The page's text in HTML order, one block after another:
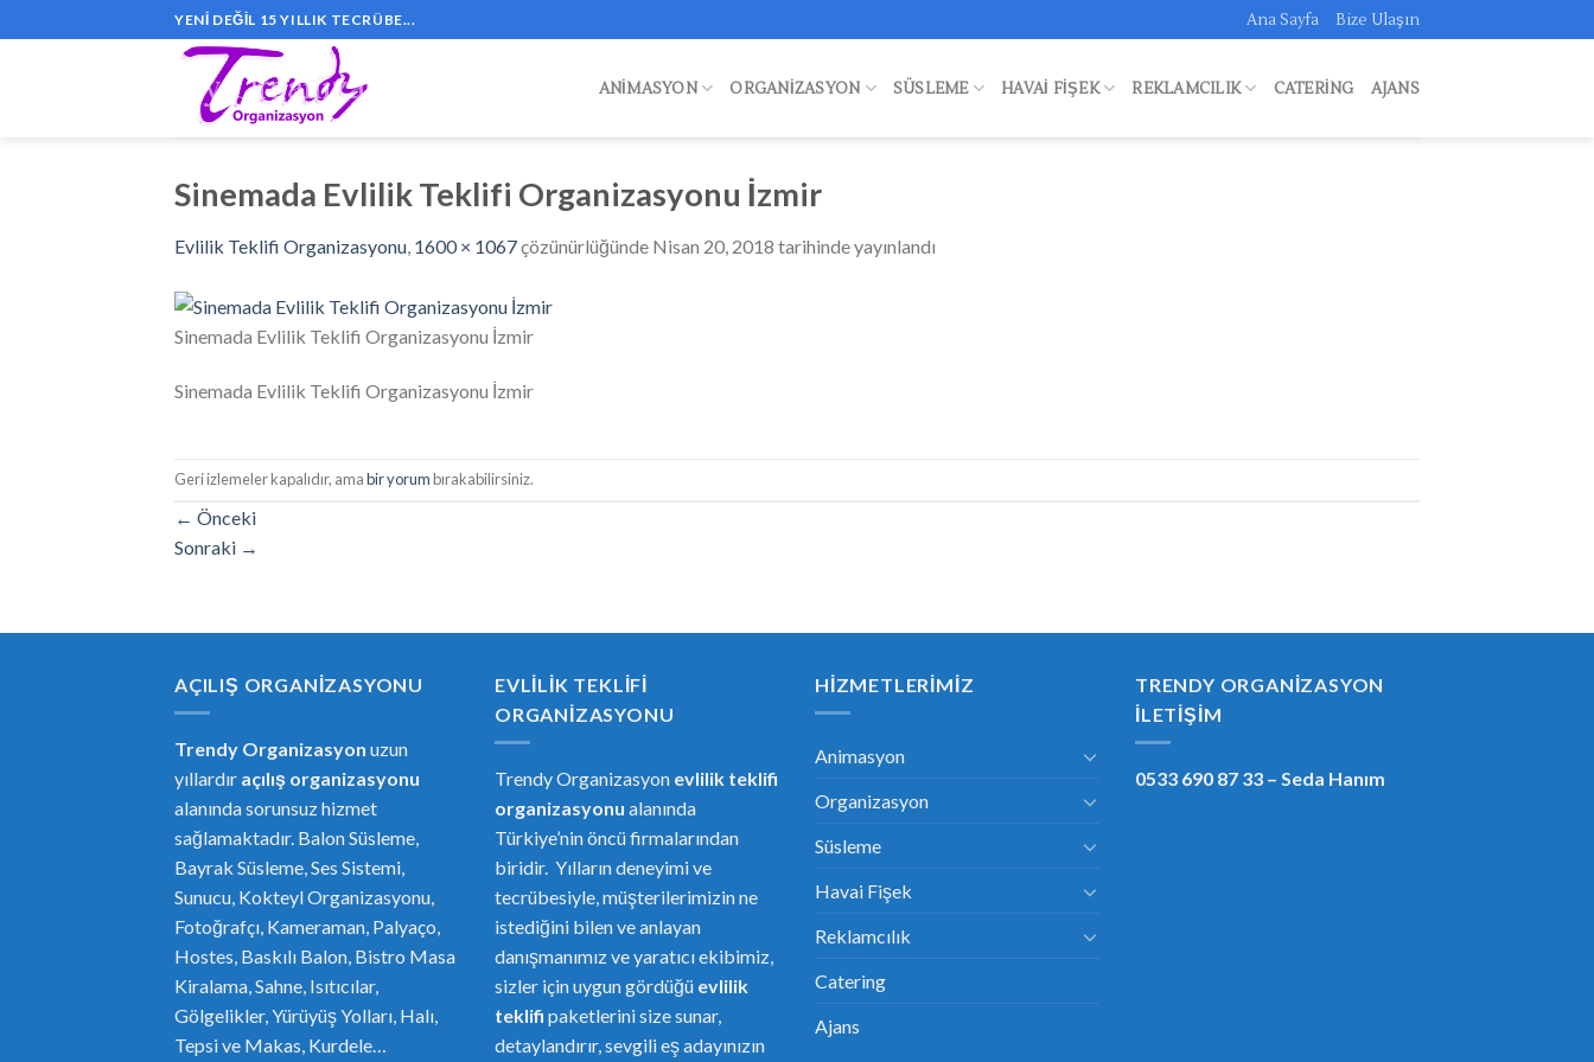
to
YENI DEĞIL 15 YILLIK TECRÜBE... Ana Sayfa Bize Ulaşın
ANIMASYON ORGANIZASYON SÜSLEME HAVAI FIŞEK REKLAMCILIK CATERING AJANS
Sinemada Evlilik Teklifi Organizasyonu İzmir
Evlilik Teklifi Organizasyonu 1600 × 1067çözünürlüğünde Nisan 20, 2018 tarihinde yayınlandı
Sinemada Evlilik Teklifi Organizasyonu İzmir
Sinemada Evlilik Teklifi Organizasyonu İzmir
Geri izlemeler kapalıdır, amabir yorumbırakabilirsiniz.
← Önceki
Sonraki →
AÇILIŞ ORGANIZASYONU
Trendy Organizasyon uzun
yıllardır açılış organizasyonu
alanında sorunsuz hizmet
sağlamaktadır. Balon Süsleme,
Bayrak Süsleme, Ses Sistemi,
Sunucu, Kokteyl Organizasyonu,
Fotoğrafçı, Kameraman, Palyaço,
Hostes, Baskılı Balon, Bistro Masa
Kiralama, Sahne, Isıtıcılar,
Gölgelikler, Yürüyüş Yolları, Halı,
Tepsi ve Makas, Kurdele…
EVLILIK TEKLIFI
ORGANIZASYONU
Trendy Organizasyon evlilik teklifi
organizasyonu alanında
Türkiye’nin öncü firmalarından
biridir. Yılların deneyimi ve
tecrübesiyle, müşterilerimizin ne
istediğini bilen ve anlayan
danışmanımız ve yaratıcı ekibimiz,
sizler için uygun gördüğü evlilik
teklifi paketlerini size sunar,
detaylandırır, sevgili eş adayınızın
HIZMETLERIMIZ
Animasyon
Organizasyon
Süsleme
Havai Fişek
Reklamcılık
Catering
Ajans
TRENDY ORGANIZASYON
İLETIŞIM
0533 690 87 33 – Seda Hanım